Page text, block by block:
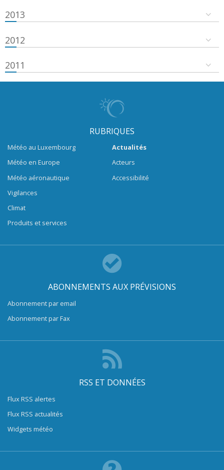
2013
2012
2011
RUBRIQUES
Météo au Luxembourg
Météo en Europe
Météo aéronautique
Vigilances
Climat
Produits et services
Actualités
Acteurs
Accessibilité
ABONNEMENTS AUX PRÉVISIONS
Abonnement par email
Abonnement par Fax
RSS ET DONNÉES
Flux RSS alertes
Flux RSS actualités
Widgets météo